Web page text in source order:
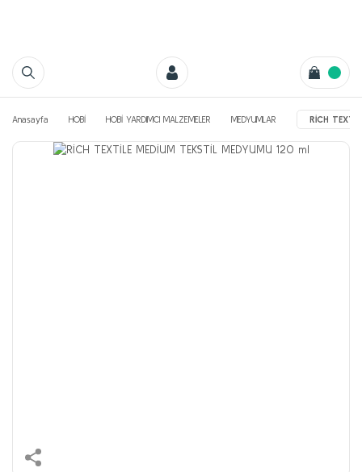
Anasayfa HOBİ HOBİ YARDIMCI MALZEMELER MEDYUMLAR RİCH